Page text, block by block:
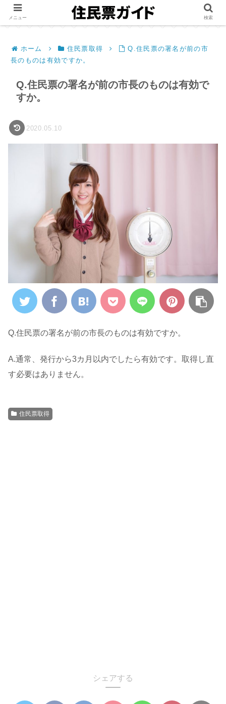
ホーム 住民票取得
Q.住民票の署名が前の市
長のものは有効ですか。
Q.住民票の署名が前の市長のものは有効で
すか。
2020.05.10
Q.住民票の署名が前の市長のものは有効ですか。
A.通常、発行から3カ月以内でしたら有効です。取得し直
す必要はありません。
住民票取得
シェアする
メニュー 検索